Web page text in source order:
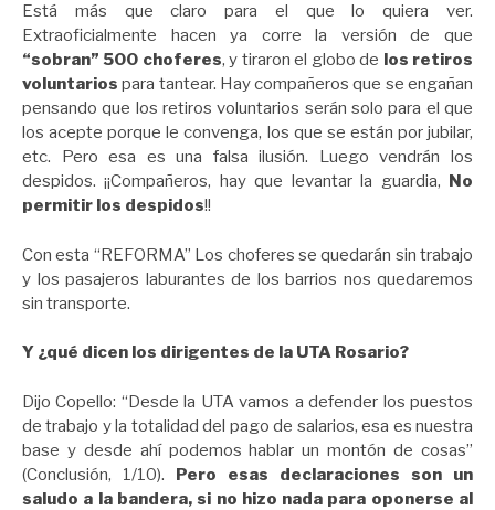
Está más que claro para el que lo quiera ver.
Extraoficialmente hacen ya corre la versión de que
“sobran” 500 choferes, y tiraron el globo de los retiros
voluntarios para tantear. Hay compañeros que se engañan
pensando que los retiros voluntarios serán solo para el que
los acepte porque le convenga, los que se están por jubilar,
etc. Pero esa es una falsa ilusión. Luego vendrán los
despidos. ¡¡Compañeros, hay que levantar la guardia, No
permitir los despidos!!
Con esta “REFORMA” Los choferes se quedarán sin trabajo
y los pasajeros laburantes de los barrios nos quedaremos
sin transporte.
Y ¿qué dicen los dirigentes de la UTA Rosario?
Dijo Copello: “Desde la UTA vamos a defender los puestos
de trabajo y la totalidad del pago de salarios, esa es nuestra
base y desde ahí podemos hablar un montón de cosas”
(Conclusión, 1/10). Pero esas declaraciones son un
saludo a la bandera, si no hizo nada para oponerse al